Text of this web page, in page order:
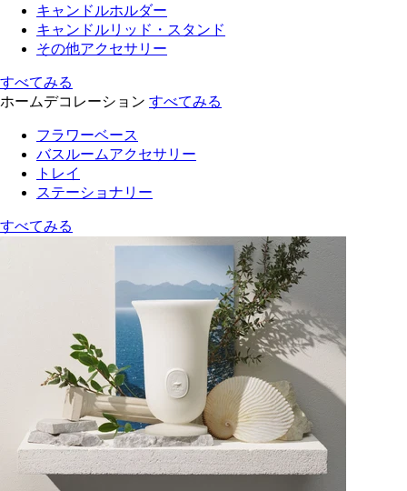
キャンドルホルダー
キャンドルリッド・スタンド
その他アクセサリー
すべてみる
ホームデコレーション すべてみる
フラワーベース
バスルームアクセサリー
トレイ
ステーショナリー
すべてみる